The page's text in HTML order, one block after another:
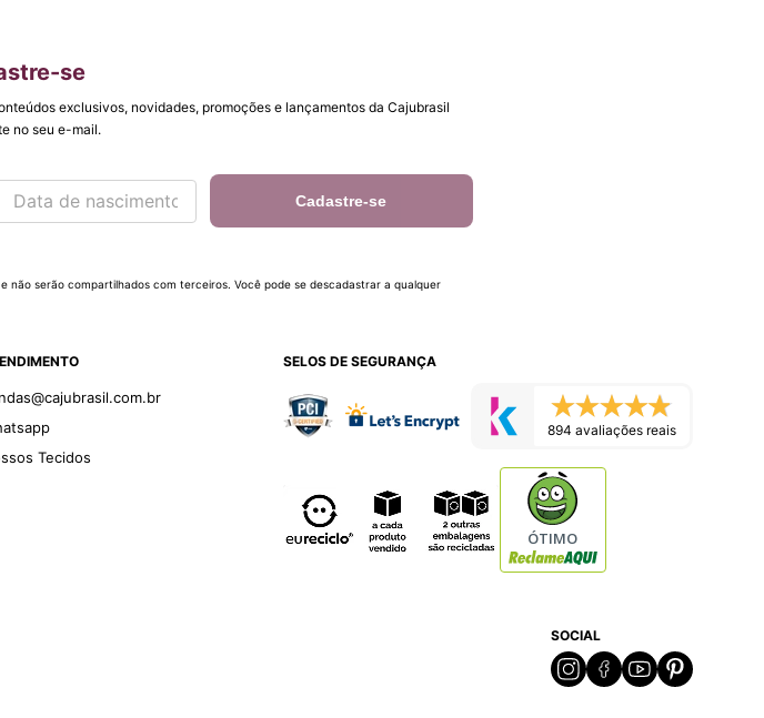
se
exclusivos, novidades, promoções e lançamentos da Cajubrasil
no seu e-mail.
Cadastre-se
não serão compartilhados com terceiros. Você pode se descadastrar a qualquer
Tecidos
SELOS DE SEGURANÇA
894 avaliações reais
ÓTIMO
SOCIAL